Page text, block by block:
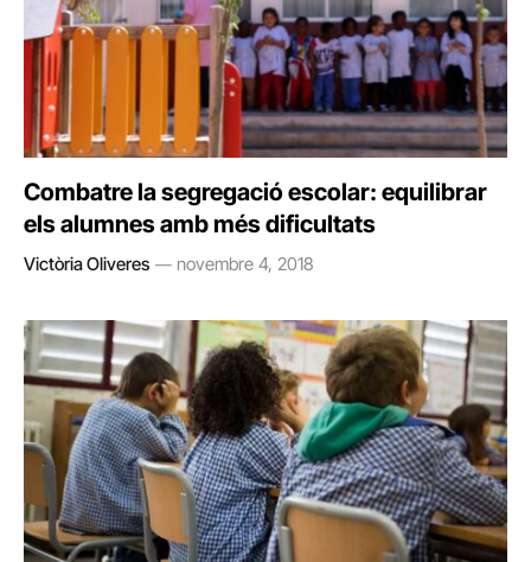
Combatre la segregació escolar: equilibrar
els alumnes amb més dificultats
Victòria Oliveres novembre 4, 2018